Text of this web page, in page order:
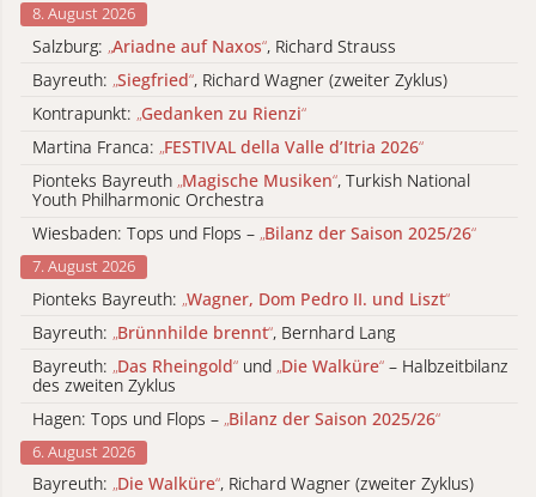
8. August 2026
Salzburg: „Ariadne auf Naxos“, Richard Strauss
Bayreuth: „Siegfried“, Richard Wagner (zweiter Zyklus)
Kontrapunkt: „Gedanken zu Rienzi“
Martina Franca: „FESTIVAL della Valle d’Itria 2026“
Pionteks Bayreuth „Magische Musiken“, Turkish National
Youth Philharmonic Orchestra
Wiesbaden: Tops und Flops – „Bilanz der Saison 2025/26“
7. August 2026
Pionteks Bayreuth: „Wagner, Dom Pedro II. und Liszt“
Bayreuth: „Brünnhilde brennt“, Bernhard Lang
Bayreuth: „Das Rheingold“ und „Die Walküre“ – Halbzeitbilanz
des zweiten Zyklus
Hagen: Tops und Flops – „Bilanz der Saison 2025/26“
6. August 2026
Bayreuth: „Die Walküre“, Richard Wagner (zweiter Zyklus)